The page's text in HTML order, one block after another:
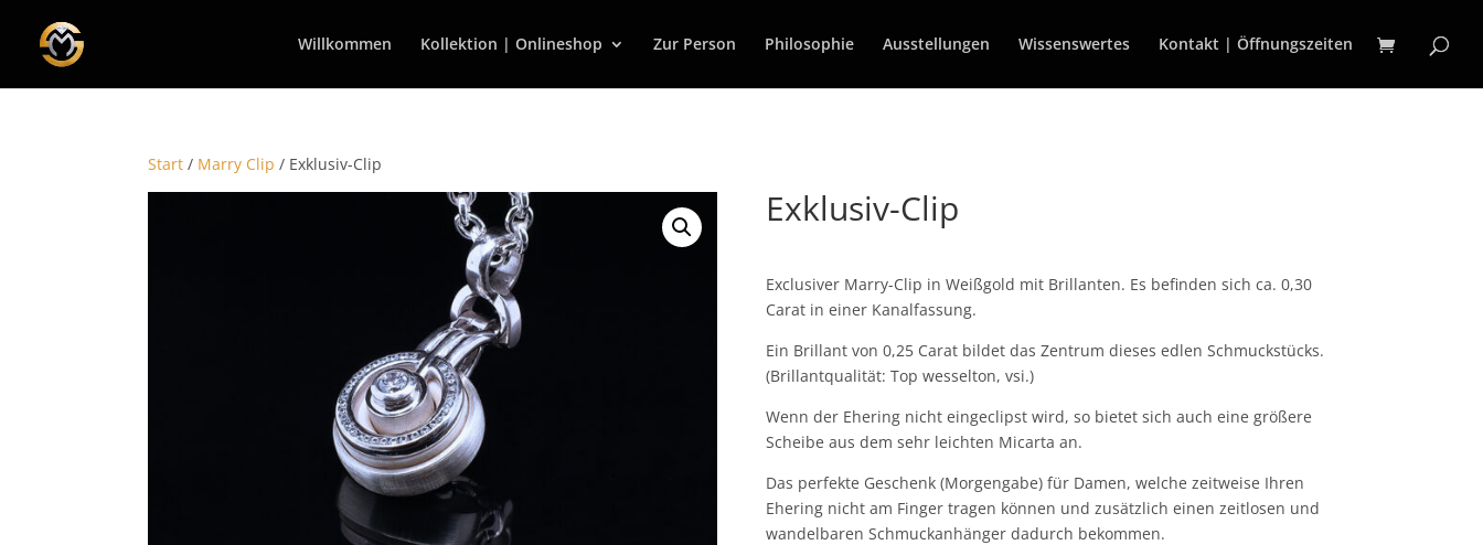
Willkommen Kollektion | Onlineshop Zur Person Philosophie Ausstellungen Wissenswertes Kontakt | Öffnungszeiten
Start / Marry Clip / Exklusiv-Clip
Exklusiv-Clip
Exclusiver Marry-Clip in Weißgold mit Brillanten. Es befinden sich ca. 0,30
Carat in einer Kanalfassung.
Ein Brillant von 0,25 Carat bildet das Zentrum dieses edlen Schmuckstücks.
(Brillantqualität: Top wesselton, vsi.)
Wenn der Ehering nicht eingeclipst wird, so bietet sich auch eine größere
Scheibe aus dem sehr leichten Micarta an.
Das perfekte Geschenk (Morgengabe) für Damen, welche zeitweise Ihren
Ehering nicht am Finger tragen können und zusätzlich einen zeitlosen und
wandelbaren Schmuckanhänger dadurch bekommen.